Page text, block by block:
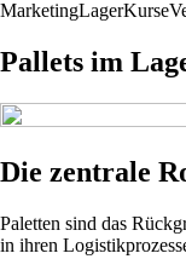
MarketingLagerKurse
Pallets im
Die zentrale
Paletten sind das
in ihren